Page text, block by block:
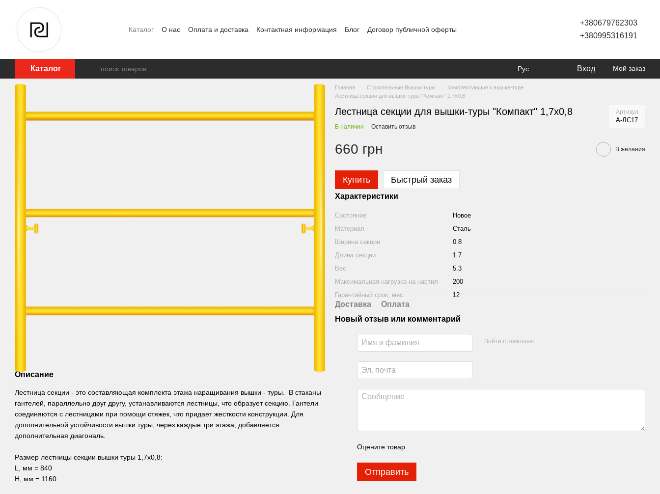
Перейти к основному контенту
Каталог О нас Оплата и доставка Контактная информация Блог
Договор публичной оферты
+380679762303
+380995316191
Каталог Рус Вход Мой заказ
Описание
Лестница секции - это составляющая комплекта этажа наращивания вышки - туры. В стаканы
гантелей, параллельно друг другу, устанавливаются лестницы, что образует секцию. Гантели
соединяются с лестницами при помощи стяжек, что придает жесткости конструкции. Для
дополнительной устойчивости вышки туры, через каждые три этажа, добавляется
дополнительная диагональ.
Размер лестницы секции вышки туры 1,7х0,8:
L, мм = 840
Н, мм = 1160
Главная Строительные Вышки туры
Комплектующие к вышке-туре
Лестница секции для вышки-туры "Компакт" 1,7х0,8
Лестница секции для вышки-туры "Компакт" 1,7х0,8 Артикул
А-ЛС17
В наличии Оставить отзыв
660 грн В желания
Купить Быстрый заказ
Характеристики
Состояние
Новое
Материал
Сталь
Ширина секции
0.8
Длина секции
1.7
Вес
5.3
Максимальная нагрузка на настил
200
Гарантийный срок, мес
12
Доставка
Оплата
Новый отзыв или комментарий
Войти с помощью
Оцените товар
Отправить